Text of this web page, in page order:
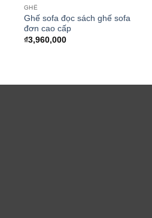
GHẾ
Ghế sofa đọc sách ghế sofa
đơn cao cấp
₫3,960,000